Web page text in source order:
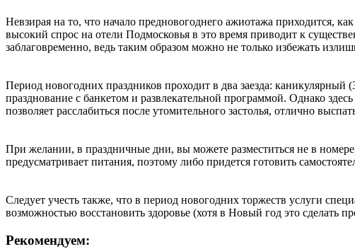
Невзирая на то, что начало предновогоднего ажиотажа приходится,
высокий спрос на отели Подмосковья в это время приводит к
заблаговременно, ведь таким образом можно не только избежать
Период новогодних праздников проходит в два заезда:
празднование с банкетом и развлекательной программой. Однако
позволяет расслабиться после утомительного застолья, отлично
При желании, в праздничные дни, вы можете разместиться не в
предусматривает питания, поэтому либо придется готовить
Следует учесть также, что в период новогодних торжеств услуги
возможностью восстановить здоровье (хотя в Новый год это сделать
Рекомендуем: